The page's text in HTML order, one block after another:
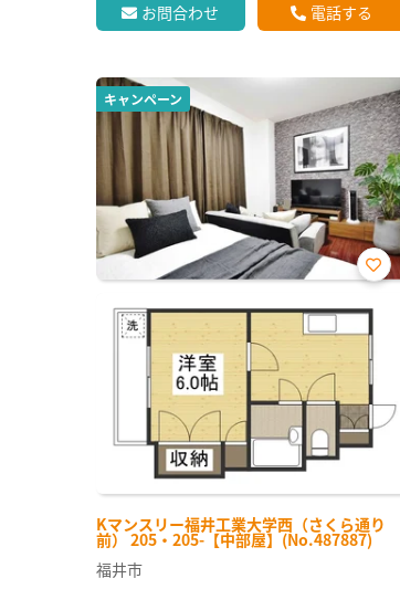
お問合わせ 電話する
キャンペーン
Kマンスリー福井工業大学西（さくら通り
前） 205・205-【中部屋】(No.487887)
お気
に入
り登
録
福井市